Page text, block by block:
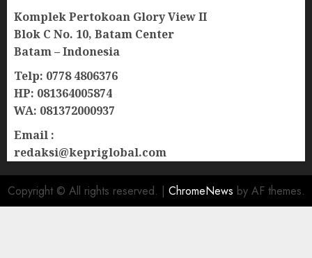
Komplek Pertokoan Glory View II
Blok C No. 10, Batam Center
Batam – Indonesia
Telp: 0778 4806376
HP: 081364005874
WA: 081372000937
Email :
redaksi@kepriglobal.com
Copyright © All rights reserved. | ChromeNews by AF themes.